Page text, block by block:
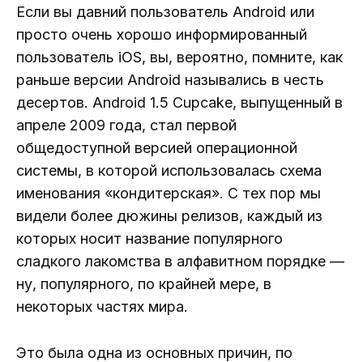
Если вы давний пользователь Android или
просто очень хорошо информированный
пользователь iOS, вы, вероятно, помните, как
раньше версии Android назывались в честь
десертов. Android 1.5 Cupcake, выпущенный в
апреле 2009 года, стал первой
общедоступной версией операционной
системы, в которой использовалась схема
именования «кондитерская». С тех пор мы
видели более дюжины релизов, каждый из
которых носит название популярного
сладкого лакомства в алфавитном порядке —
ну, популярного, по крайней мере, в
некоторых частях мира.
Это была одна из основных причин, по